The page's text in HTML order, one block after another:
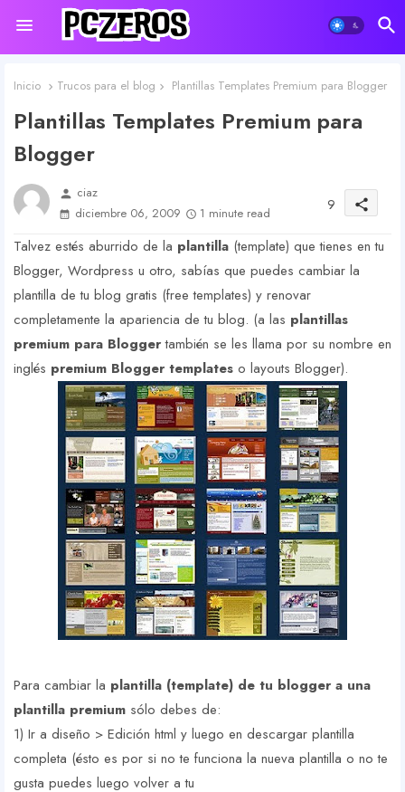
Inicio Trucos para el blog Plantillas Templates Premium para Blogger
Plantillas Templates Premium para
Blogger
person ciaz
diciembre 06, 2009
1 minute read 9 share
Talvez estés aburrido de la plantilla (template) que tienes en tu
Blogger, Wordpress u otro, sabías que puedes cambiar la
plantilla de tu blog gratis (free templates) y renovar
completamente la apariencia de tu blog. (a las plantillas
premium para Bloggertambién se les llama por su nombre en
inglés premium Blogger templates o layouts Blogger).
Para cambiar la plantilla (template) de tu blogger a una
plantilla premium sólo debes de:
1) Ir a diseño > Edición html y luego en descargar plantilla
completa (ésto es por si no te funciona la nueva plantilla o no te
gusta puedes luego volver a tu